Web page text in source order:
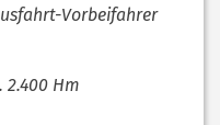
Vorbeifahrer
2.400 Hm